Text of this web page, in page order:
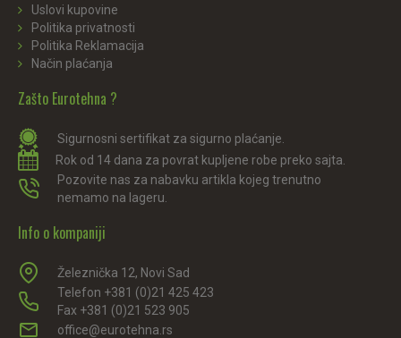
Uslovi kupovine
Politika privatnosti
Politika Reklamacija
Način plaćanja
Zašto Eurotehna ?
Sigurnosni sertifikat za sigurno plaćanje.
Rok od 14 dana za povrat kupljene robe preko sajta.
Pozovite nas za nabavku artikla kojeg trenutno
nemamo na lageru.
Info o kompaniji
Železnička 12, Novi Sad
Telefon +381 (0)21 425 423
Fax +381 (0)21 523 905
office@eurotehna.rs